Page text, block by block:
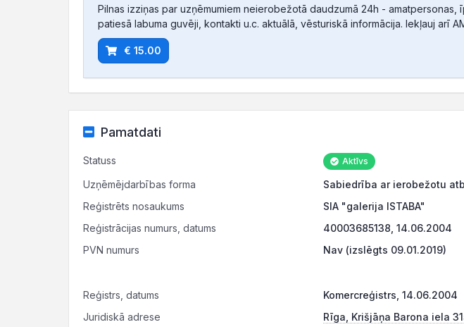
Pilnas izziņas par uzņēmumiem neierobežotā daudzumā 24h -
patiesā labuma guvēji, kontakti u.c. aktuālā, vēsturiskā informācija. Iekļauj arī
€ 15.00
Pamatdati
Statuss Aktīvs
Uzņēmējdarbības forma
Sabiedrība ar ierobežotu
Reģistrēts nosaukums
SIA "galerija ISTABA"
Reģistrācijas numurs, datums
40003685138, 14.06.2004
PVN numurs
Nav (izslēgts 09.01.2019)
Reģistrs, datums
Komercreģistrs, 14.06.2004
Juridiskā adrese
Rīga, Krišjāņa Barona iela